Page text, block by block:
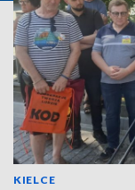
KIELCE